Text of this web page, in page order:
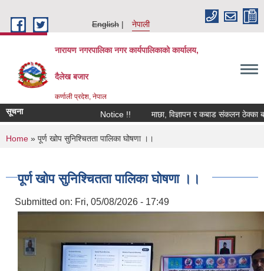
English
नेपाली
नारायण नगरपालिका नगर कार्यपालिकाको कार्यालय,
दैलेख बजार
कर्णाली प्रदेश, नेपाल
सूचना Notice !! माछा, विज्ञापन र कबाड संकलन ठेक्का
You are here
Home » पूर्ण खोप सुनिश्चितता पालिका घोषणा ।।
पूर्ण खोप सुनिश्चितता पालिका घोषणा ।।
Submitted on: Fri, 05/08/2026 - 17:49